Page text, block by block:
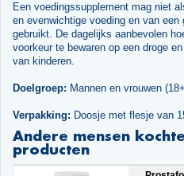
Een voedingssupplement mag niet
en evenwichtige voeding en van
gebruikt. De dagelijks aanbevolen
voorkeur te bewaren op een droge
van kinderen.
Doelgroep: Mannen en vrouwen
Verpakking: Doosje met flesje van
Andere mensen
producten